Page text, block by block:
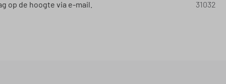
op de hoogte via e-mail.
31032